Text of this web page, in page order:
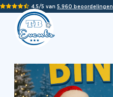
4,5/5 van 5.960 beoordelingen